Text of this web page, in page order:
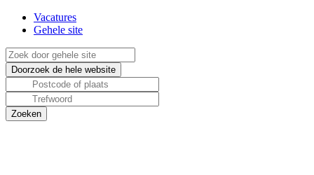
Vacatures
Gehele site